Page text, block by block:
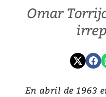
Omar
En abril de 1963